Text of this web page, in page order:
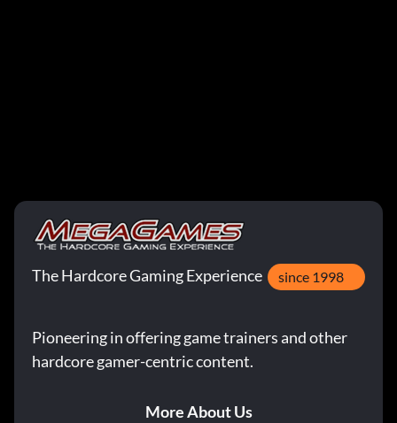
The Hardcore Gaming Experience since 1998
Pioneering in offering game trainers and other
hardcore gamer-centric content.
More About Us